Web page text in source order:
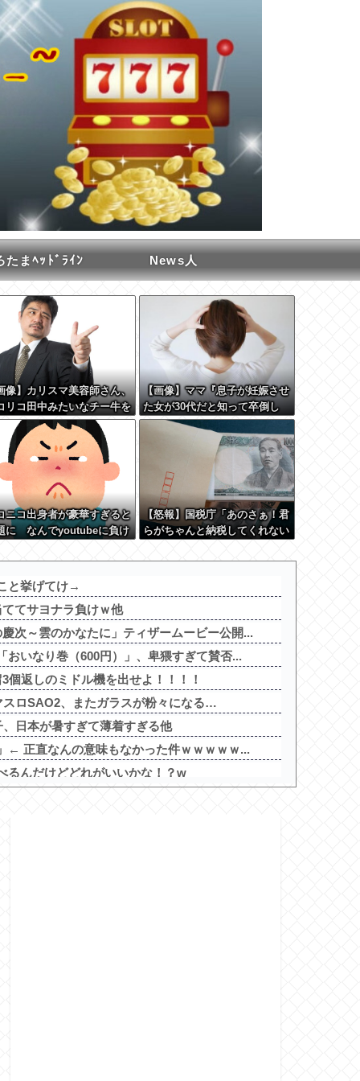
たまﾍｯﾄﾞﾗｲﾝ News人
像】カリスマ美容師さん、
リコ田中みたいなチー牛を
身させた結果がこちらw w
w w w w w w w
【画像】ママ『息子が妊娠させ
た女が30代だと知って卒倒し
た』←これ
ニコ出身者が豪華すぎると
に なんでyoutubeに負け
【怒報】国税庁「あのさぁ！君
らがちゃんと納税してくれない
る？！」←これw w w w w w
と挙げてけ→
てサヨナラ負けｗ他
次～雲のかなたに」ティザームービー公開...
おいなり巻（600円）」、卑猥すぎて賛否...
個返しのミドル機を出せよ！！！！
スロSAO2、またガラスが粉々になる…
日本が暑すぎて薄着すぎる他
← 正直なんの意味もなかった件ｗｗｗｗｗ...
るんだけどどれがいいかな！？w